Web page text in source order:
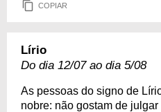
COPIAR
Lírio
Do dia 12/07 ao dia 5/08
As pessoas do signo de
nobre: não gostam de